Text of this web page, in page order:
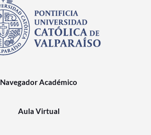
Navegador Académico
Aula Virtual